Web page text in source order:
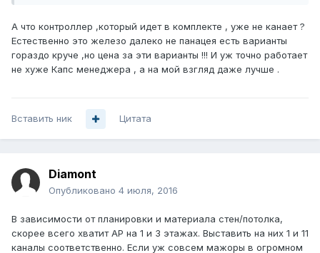
А что контроллер ,который идет в комплекте , уже не канает ?
Естественно это железо далеко не панацея есть варианты
гораздо круче ,но цена за эти варианты !!! И уж точно работает
не хуже Капс менеджера , а на мой взгляд даже лучше .
Вставить ник Цитата
Diamont
Опубликовано 4 июля, 2016
В зависимости от планировки и материала стен/потолка,
скорее всего хватит АР на 1 и 3 этажах. Выставить на них 1 и 11
каналы соответственно. Если уж совсем мажоры в огромном